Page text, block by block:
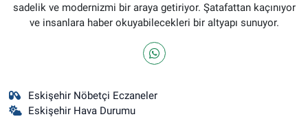
sadelik ve modernizmi bir araya getiriyor. Şatafattan kaçınıyor
ve insanlara haber okuyabilecekleri bir altyapı sunuyor.
Eskişehir Nöbetçi Eczaneler
Eskişehir Hava Durumu